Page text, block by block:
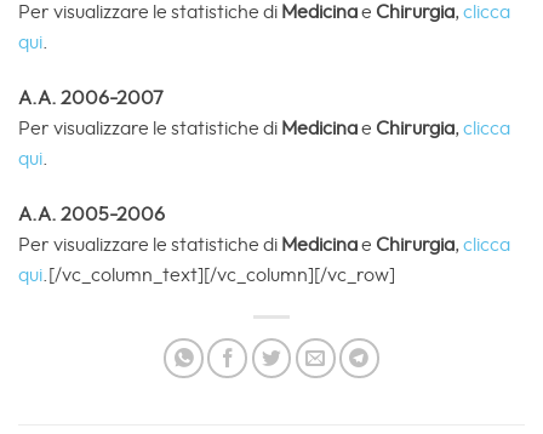
Per visualizzare le statistiche di Medicinae Chirurgia, clicca
qui
A.A. 2006-2007
Per visualizzare le statistiche di Medicinae Chirurgia, clicca
qui
A.A. 2005-2006
Per visualizzare le statistiche di Medicinae Chirurgia, clicca
qui .[/vc_column_text][/vc_column][/vc_row]